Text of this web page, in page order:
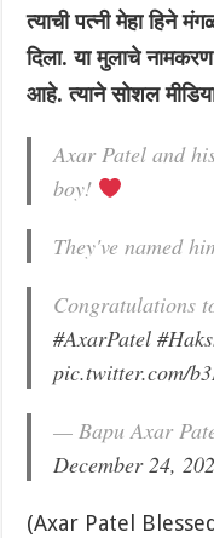
त्याची पत्नी मेहा हिने
दिला. या मुलाचे
आहे. त्याने सोशल
Axar Patel and
boy!
They've named
Congratulations
#AxarPatel
pic.twitter.com/
— Bapu Axar
December 24,
(Axar Patel